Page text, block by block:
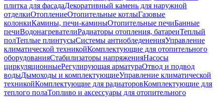
плитка для фасадаДекоративный камень для наружной
отделкиОтоплениеОтопительные котлыГазовые
колонкиКамины, печи-каминыОтопительные печиБанные
печиВодонагревателиРадиаторы отопления, батареиТеплый
полТеплые плинтусыСистемы антиобледененияУправление
климатической техникойКомплектующие для отопительного
оборудованияСтабилизаторы напряженияНасосы
циркуляционныеРегулирующая арматураОтвод и подвод
водыДымоходы и комплектующиеУправление климатической
техникойКомплектующие для радиаторовКомплектующие для
теплого полаТопливо и аксессуары для отопительного